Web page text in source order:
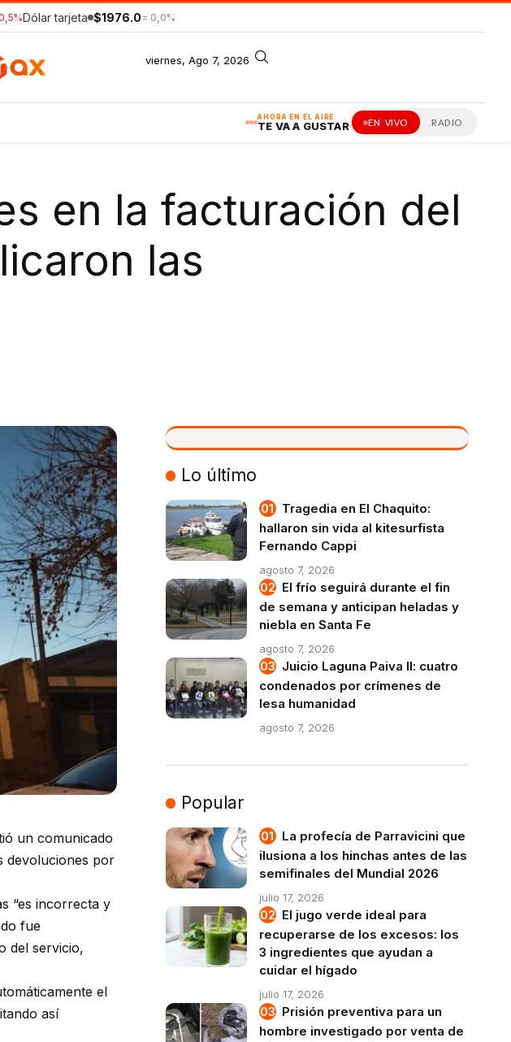
Dólar tarjeta $1976.0 = 0,0%
viernes, Ago 7, 2026
AHORA EN EL AIRE
TE VA A GUSTAR EN VIVO RADIO
en la facturación del
las
un comunicado
devoluciones por
“es incorrecta y
fue
del servicio,
el
así
VIVO
Lo último
Tragedia en El Chaquito:
hallaron sin vida al kitesurfista
Fernando Cappi
agosto 7, 2026
El frío seguirá durante el fin
de semana y anticipan heladas y
niebla en Santa Fe
agosto 7, 2026
Juicio Laguna Paiva II: cuatro
condenados por crímenes de
lesa humanidad
agosto 7, 2026
Popular
La profecía de Parravicini que
ilusiona a los hinchas antes de las
semifinales del Mundial 2026
julio 17, 2026
El jugo verde ideal para
recuperarse de los excesos: los
3 ingredientes que ayudan a
cuidar el hígado
julio 17, 2026
Prisión preventiva para un
hombre investigado por venta de